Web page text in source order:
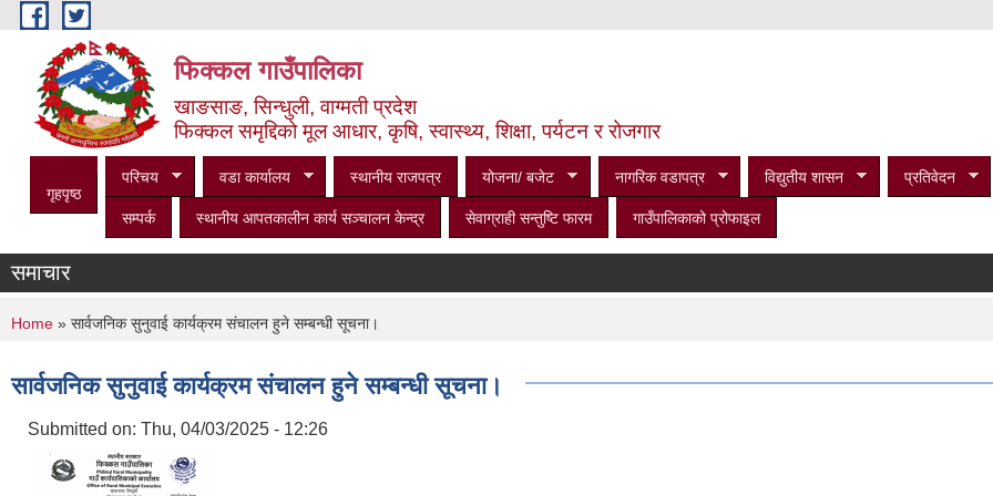
Skip to main content
फिक्कल गाउँपालिका
खाङसाङ, सिन्धुली, वाग्मती प्रदेश
फिक्कल समृद्दिको मूल आधार, कृषि, स्वास्थ्य, शिक्षा, पर्यटन र रोजगार
गृहपृष्ठ
परिचय वडा कार्यालय स्थानीय राजपत्र योजना/ बजेट नागरिक वडापत्र विद्युतीय शासन प्रतिवेदन
सम्पर्क स्थानीय आपतकालीन कार्य सञ्‍चालन केन्द्र सेवाग्राही सन्तुष्टि फारम गाउँपालिकाको प्रोफाइल
समाचार
You are here
Home » सार्वजनिक सुनुवाई कार्यक्रम संचालन हुने सम्बन्धी सूचना।
सार्वजनिक सुनुवाई कार्यक्रम संचालन हुने सम्बन्धी सूचना।
Submitted on: Thu, 04/03/2025 - 12:26